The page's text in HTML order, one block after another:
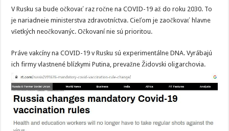
V Rusku sa bude očkovať raz ročne na COVID-19 až do roku 2030. To
je nariadneie ministerstva zdravotníctva. Cieľom je zaočkovať hlavne
všetkých neočkovanýc. Očkovaní nie sú prioritou.
Práve vakcíny na COVID-19 v Rusku sú experimentálne DNA. Vyrábajú
ich firmy vlastnené blízkymi Putina, prevažne Židovski oligarchovia.